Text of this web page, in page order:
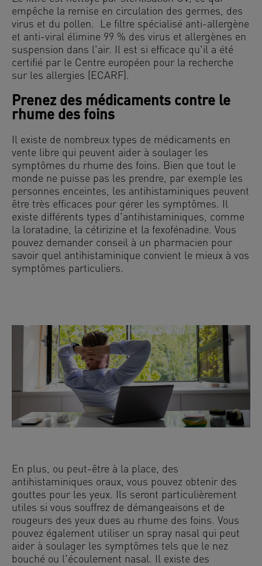
empêche la remise en circulation des germes, des
virus et du pollen. Le filtre spécialisé anti-allergène
et anti-viral élimine 99 % des virus et allergènes en
suspension dans l'air. Il est si efficace qu'il a été
certifié par le Centre européen pour la recherche
sur les allergies (ECARF).
Prenez des médicaments contre le
rhume des foins
Il existe de nombreux types de médicaments en
vente libre qui peuvent aider à soulager les
symptômes du rhume des foins. Bien que tout le
monde ne puisse pas les prendre, par exemple les
personnes enceintes, les antihistaminiques peuvent
être très efficaces pour gérer les symptômes. Il
existe différents types d'antihistaminiques, comme
la loratadine, la cétirizine et la fexofénadine. Vous
pouvez demander conseil à un pharmacien pour
savoir quel antihistaminique convient le mieux à vos
symptômes particuliers.
En plus, ou peut-être à la place, des
antihistaminiques oraux, vous pouvez obtenir des
gouttes pour les yeux. Ils seront particulièrement
utiles si vous souffrez de démangeaisons et de
rougeurs des yeux dues au rhume des foins. Vous
pouvez également utiliser un spray nasal qui peut
aider à soulager les symptômes tels que le nez
bouché ou l'écoulement nasal. Il existe des